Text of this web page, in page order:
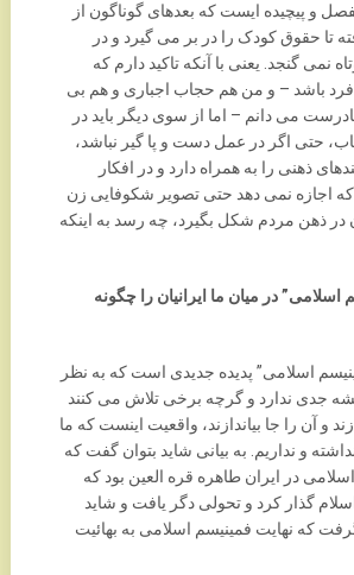
و پیچیده ایست که بعدهای گوناگون از
تا حقوق کودک را در بر می گیرد و در
نمی گنجد. یعنی با آنکه تاکید دارم که
فرد باشد – و من هم حجاب اجباری و هم بی
می دانم – اما از سوی دیگر باید در
حتی اگر در عمل دست و پا گیر نباشد،
ذهنی را به همراه دارد و در افکار
اجازه نمی دهد حتی تصویر شکوفایی زن
در ذهن مردم شکل بگیرد، چه رسد به اینکه
اسلامی” در میان ما ایرانیان را چگونه
اسلامی” پدیده جدیدی است که به نظر
جدی ندارد و گرچه برخی تلاش می کنند
و آن را جا بیاندازند، واقعیت اینست که ما
و نداریم. به بیانی شاید بتوان گفت که
اسلامی در ایران طاهره قره العین بود که
گذار کرد و تحولی دگر یافت و شاید
که نهایت فمینیسم اسلامی به بهائیت